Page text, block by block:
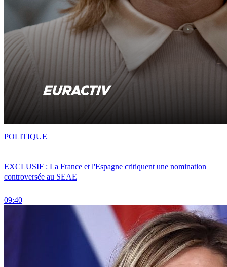
EXCLUSIF : La France et l'Espagne critiquent une nomination
controversée au SEAE
09:40
POLITIQUE